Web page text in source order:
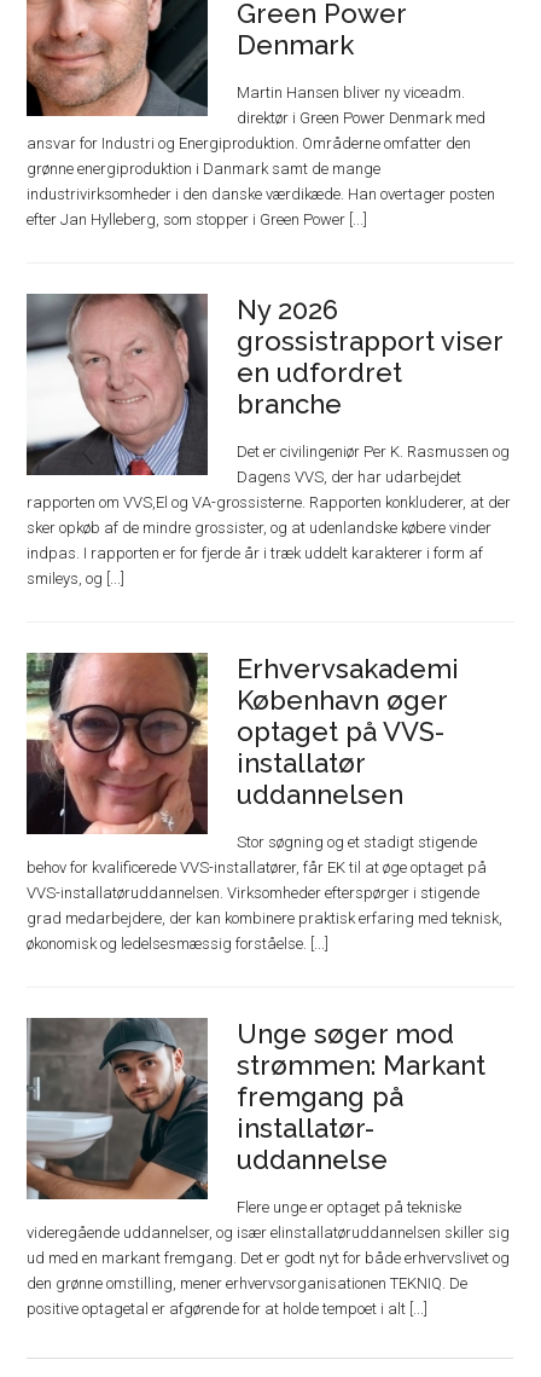
Green Power
Denmark
Martin Hansen bliver ny viceadm.
direktør i Green Power Denmark med
ansvar for Industri og Energiproduktion. Områderne omfatter den
grønne energiproduktion i Danmark samt de mange
industrivirksomheder i den danske værdikæde. Han overtager posten
efter Jan Hylleberg, som stopper i Green Power [...]
Ny 2026
grossistrapport viser
en udfordret
branche
Det er civilingeniør Per K. Rasmussen og
Dagens VVS, der har udarbejdet
rapporten om VVS,El og VA-grossisterne. Rapporten konkluderer, at der
sker opkøb af de mindre grossister, og at udenlandske købere vinder
indpas. I rapporten er for fjerde år i træk uddelt karakterer i form af
smileys, og [...]
Erhvervsakademi
København øger
optaget på VVS-
installatør
uddannelsen
Stor søgning og et stadigt stigende
behov for kvalificerede VVS-installatører, får EK til at øge optaget på
VVS-installatøruddannelsen. Virksomheder efterspørger i stigende
grad medarbejdere, der kan kombinere praktisk erfaring med teknisk,
økonomisk og ledelsesmæssig forståelse. [...]
Unge søger mod
strømmen: Markant
fremgang på
installatør-
uddannelse
Flere unge er optaget på tekniske
videregående uddannelser, og især elinstallatøruddannelsen skiller sig
ud med en markant fremgang. Det er godt nyt for både erhvervslivet og
den grønne omstilling, mener erhvervsorganisationen TEKNIQ. De
positive optagetal er afgørende for at holde tempoet i alt [...]